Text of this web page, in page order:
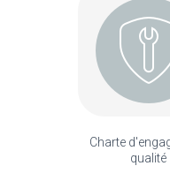
Charte
qualité